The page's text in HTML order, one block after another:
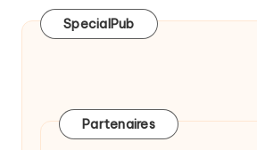
SpecialPub
Partenaires